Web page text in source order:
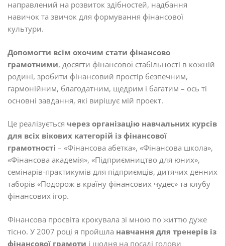
направлений на розвиток здібностей, надбання
навичок та звичок для формування фінансової
культури.
Допомогти всім охочим стати фінансово
грамотними, досягти фінансової стабільності в кожній
родині, зробити фінансовий простір безпечним,
гармонійним, благодатним, щедрим і багатим – ось ті
основні завдання, які вирішує мій проект.
Це реалізується через організацію навчальних курсів
для всіх вікових категорій із фінансової
грамотності – «Фінансова абетка», «Фінансова школа»,
«Фінансова академія», «Підприємництво для юних»,
семінарів-практикумів для підприємців, дитячих денних
таборів «Подорож в країну фінансових чудес» та клубу
фінансових ігор.
Фінансова просвіта крокувала зі мною по життю дуже
тісно. У 2007 році я пройшла навчання для тренерів із
фінансової грамоти і щодня на посаді голови